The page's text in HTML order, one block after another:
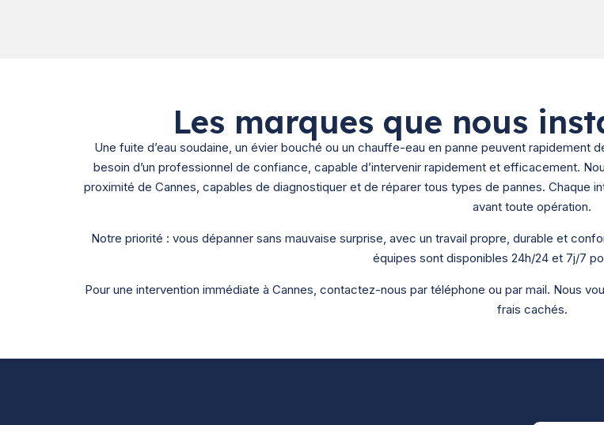
Les marques que nous
Une fuite d’eau soudaine, un évier bouché ou un chauffe-eau en panne peuvent
besoin d’un professionnel de confiance, capable d’intervenir rapidement et efficacement.
proximité de Cannes, capables de diagnostiquer et de réparer tous types de pannes. Chaque
avant toute opération.
Notre priorité : vous dépanner sans mauvaise surprise, avec un travail propre, durable et
équipes sont disponibles 24h/24 et 7j/7
Pour une intervention immédiate à Cannes, contactez-nous par téléphone ou par mail. Nous
frais cachés.